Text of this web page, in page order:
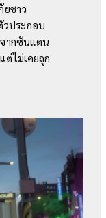
ยชาว
วประกอบ
จากซันแดน
ต่ไม่เคยถูก